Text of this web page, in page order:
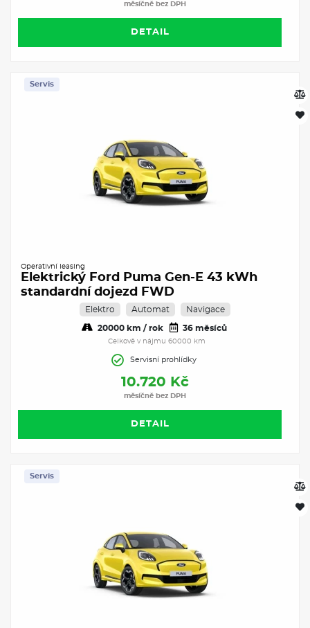
měsíčně bez DPH
DETAIL
Servis
Operativní leasing
Elektrický Ford Puma Gen-E 43 kWh
standardní dojezd FWD
Elektro Automat Navigace
20000 km / rok 36 měsíců
Celkově v nájmu 60000 km
Servisní prohlídky
10.720 Kč
měsíčně bez DPH
DETAIL
Servis